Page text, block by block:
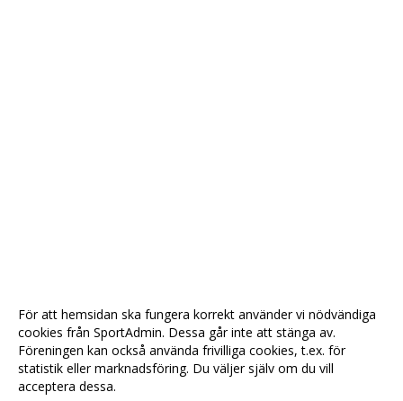
För att hemsidan ska fungera korrekt använder vi nödvändiga
cookies från SportAdmin. Dessa går inte att stänga av.
Föreningen kan också använda frivilliga cookies, t.ex. för
statistik eller marknadsföring. Du väljer själv om du vill
acceptera dessa.